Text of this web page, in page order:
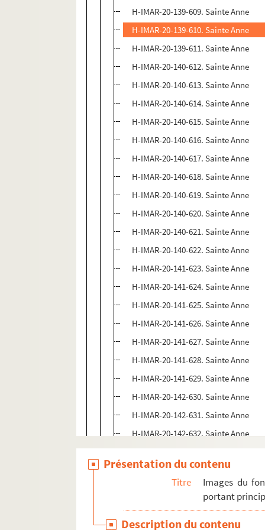
H-IMAR-20-139-609. Sainte Anne
H-IMAR-20-139-610. Sainte Anne
H-IMAR-20-139-611. Sainte Anne
H-IMAR-20-140-612. Sainte Anne
H-IMAR-20-140-613. Sainte Anne
H-IMAR-20-140-614. Sainte Anne
H-IMAR-20-140-615. Sainte Anne
H-IMAR-20-140-616. Sainte Anne
H-IMAR-20-140-617. Sainte Anne
H-IMAR-20-140-618. Sainte Anne
H-IMAR-20-140-619. Sainte Anne
H-IMAR-20-140-620. Sainte Anne
H-IMAR-20-140-621. Sainte Anne
H-IMAR-20-140-622. Sainte Anne
H-IMAR-20-141-623. Sainte Anne
H-IMAR-20-141-624. Sainte Anne
H-IMAR-20-141-625. Sainte Anne
H-IMAR-20-141-626. Sainte Anne
H-IMAR-20-141-627. Sainte Anne
H-IMAR-20-141-628. Sainte Anne
H-IMAR-20-141-629. Sainte Anne
H-IMAR-20-142-630. Sainte Anne
H-IMAR-20-142-631. Sainte Anne
H-IMAR-20-142-632. Sainte Anne
H-IMAR-20-142-633. Sainte Anne
H-IMAR-20-142-634. Sainte Anne
H-IMAR-20-142-635. Sainte Anne
H-IMAR-20-142-637. Sainte Anne
Présentation du contenu
Titre
Images du
portant
Description du contenu